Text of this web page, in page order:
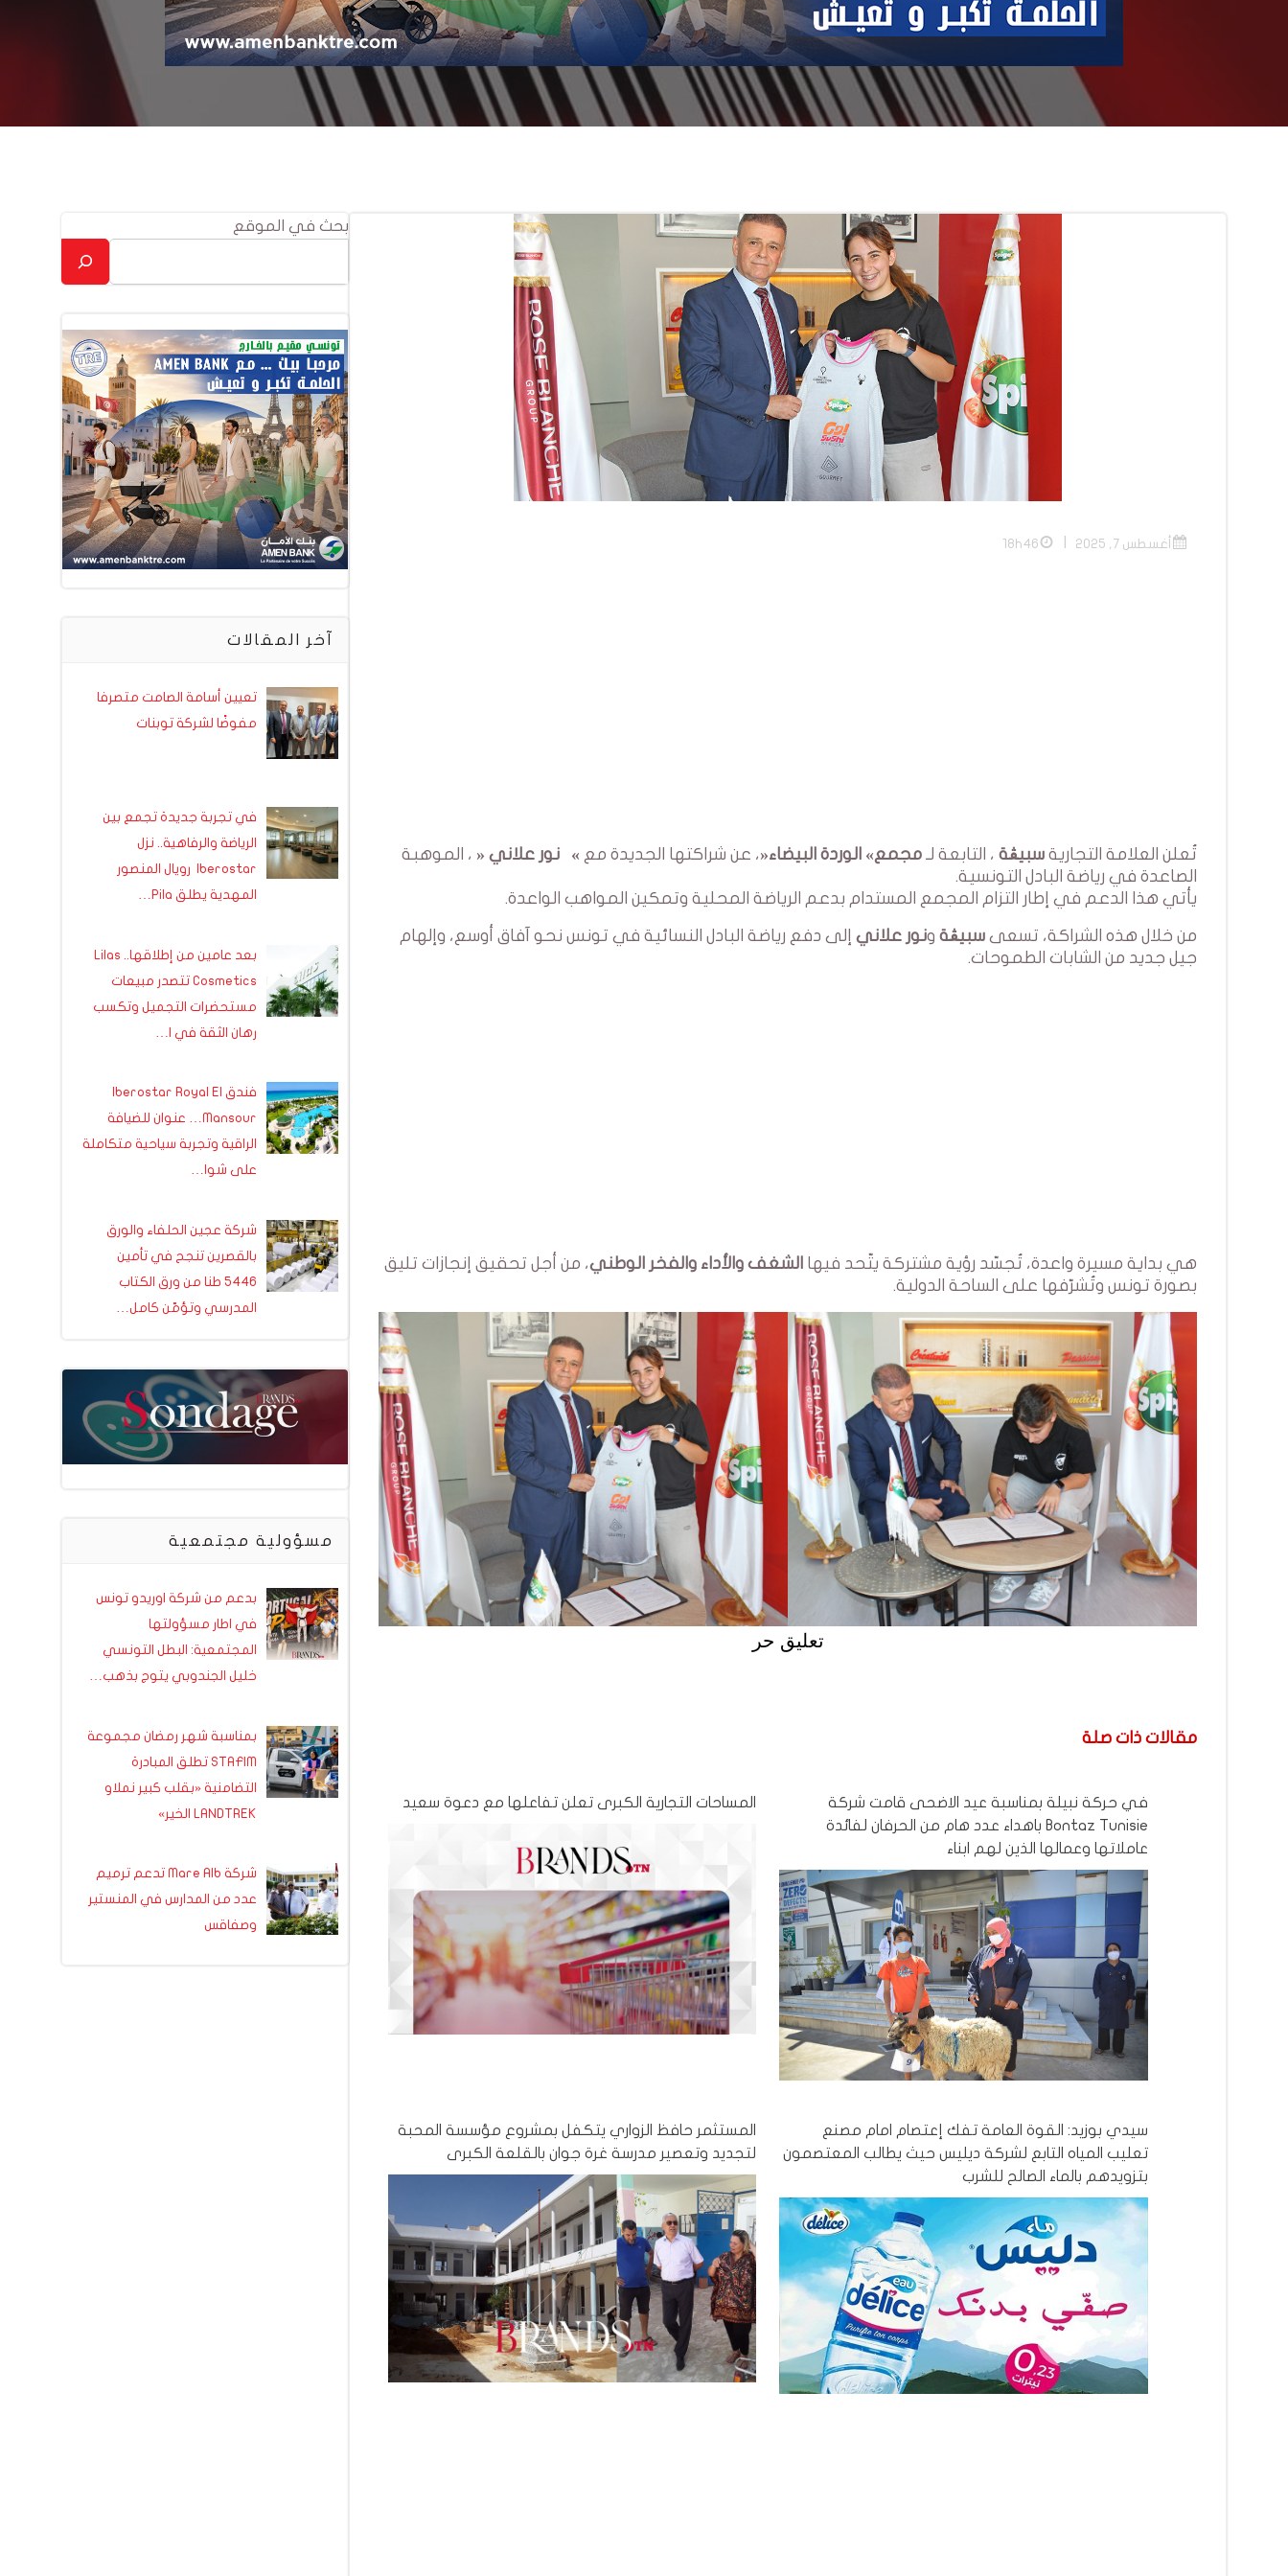
أغسطس 7, 2025 18h46
تُعلن العلامة التجارية سبيڤة ، التابعة لـ مجمع» الوردة البيضاء«، عن شراكتها الجديدة مع » نور علاني « ، الموهبة
الصاعدة في رياضة البادل التونسية.
يأتي هذا الدعم في إطار التزام المجمع المستدام بدعم الرياضة المحلية وتمكين المواهب الواعدة.
من خلال هذه الشراكة، تسعى سبيڤة ونور علاني إلى دفع رياضة البادل النسائية في تونس نحو آفاق أوسع، وإلهام
جيل جديد من الشابات الطموحات.
هي بداية مسيرة واعدة، تُجسّد رؤية مشتركة يتّحد فيها الشغف والأداء والفخر الوطني، من أجل تحقيق إنجازات تليق
بصورة تونس وتُشرّفها على الساحة الدولية.
تعليق حر
مقالات ذات صلة
في حركة نبيلة بمناسبة عيد الاضحى قامت شركة
Bontaz Tunisie باهداء عدد هام من الحرفان لفائدة
عاملاتها وعمالها الذين لهم ابناء
المساحات التجارية الكبرى تعلن تفاعلها مع دعوة سعيد
سيدي بوزيد: القوة العامة تفك إعتصام امام مصنع
تعليب المياه التابع لشركة ديليس حيث يطالب المعتصمون
بتزويدهم بالماء الصالح للشرب
المستثمر حافظ الزواري يتكفل بمشروع مؤسسة المحبة
لتجديد وتعصير مدرسة غرة جوان بالقلعة الكبرى
بحث في الموقع
آخر المقالات
تعيين أسامة الصامت متصرفا
مفوضًا لشركة توبنات
في تجربة جديدة تجمع بين
الرياضة والرفاهية.. نزل
Iberostar رويال المنصور
المهدية يطلق Pila…
بعد عامين من إطلاقها.. Lilas
Cosmetics تتصدر مبيعات
مستحضرات التجميل وتكسب
رهان الثقة في ا…
فندق Iberostar Royal El
Mansour… عنوان للضيافة
الراقية وتجربة سياحية متكاملة
على شوا…
شركة عجين الحلفاء والورق
بالقصرين تنجح في تأمين
5446 طنا من ورق الكتاب
المدرسي وتؤمّن كامل…
مسؤولية مجتمعية
بدعم من شركة اوريدو تونس
في اطار مسؤولتها
المجتمعية: البطل التونسي
خليل الجندوبي يتوج بذهب…
بمناسبة شهر رمضان مجموعة
STAFIM تطلق المبادرة
التضامنية «بقلب كبير نملاو
LANDTREK الخير»
شركة Mare Alb تدعم ترميم
عدد من المدارس في المنستير
وصفاقس